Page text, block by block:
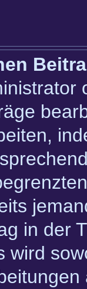
in der
wird